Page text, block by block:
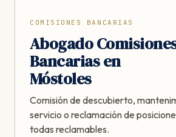
COMISIONES BANCARIAS
Abogado
Bancarias en
Móstoles
Comisión de descubierto,
servicio o reclamación de
todas reclamables.